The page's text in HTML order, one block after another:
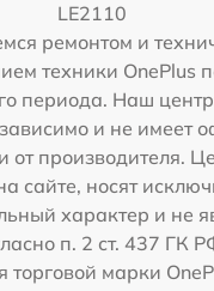
LE2110
ремонтом и
техники OnePlus
периода. Наш
и не имеет
от производителя.
сайте, носят
характер и не
п. 2 ст. 437 ГК
торговой марки